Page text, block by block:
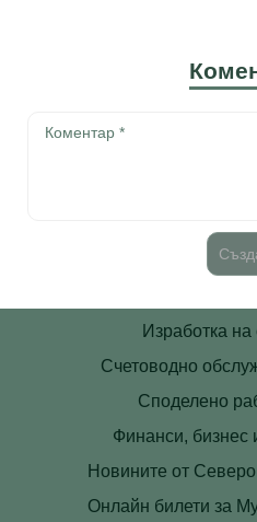
Изработка
Счетоводно
Споделено
Финанси, бизнес
Новините от
Онлайн билети за